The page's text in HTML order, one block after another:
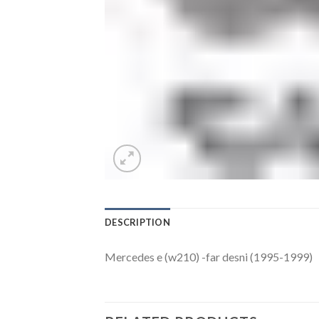
DESCRIPTION
Mercedes e (w210) -far desni (1995-1999)